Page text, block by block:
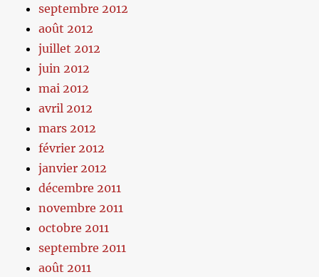
septembre 2012
août 2012
juillet 2012
juin 2012
mai 2012
avril 2012
mars 2012
février 2012
janvier 2012
décembre 2011
novembre 2011
octobre 2011
septembre 2011
août 2011